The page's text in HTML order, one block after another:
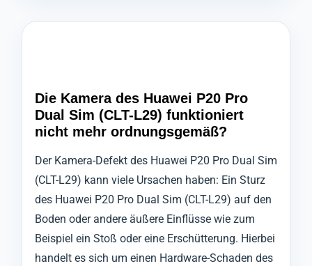
Die Kamera des Huawei P20 Pro
Dual Sim (CLT-L29) funktioniert
nicht mehr ordnungsgemäß?
Der Kamera-Defekt des Huawei P20 Pro Dual Sim
(CLT-L29) kann viele Ursachen haben: Ein Sturz
des Huawei P20 Pro Dual Sim (CLT-L29) auf den
Boden oder andere äußere Einflüsse wie zum
Beispiel ein Stoß oder eine Erschütterung. Hierbei
handelt es sich um einen Hardware-Schaden des